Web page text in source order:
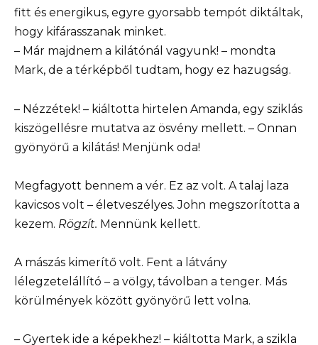
fitt és energikus, egyre gyorsabb tempót diktáltak,
hogy kifárasszanak minket.
– Már majdnem a kilátónál vagyunk! – mondta
Mark, de a térképből tudtam, hogy ez hazugság.
– Nézzétek! – kiáltotta hirtelen Amanda, egy sziklás
kiszögellésre mutatva az ösvény mellett. – Onnan
gyönyörű a kilátás! Menjünk oda!
Megfagyott bennem a vér. Ez az volt. A talaj laza
kavicsos volt – életveszélyes. John megszorította a
kezem. Rögzít. Mennünk kellett.
A mászás kimerítő volt. Fent a látvány
lélegzetelállító – a völgy, távolban a tenger. Más
körülmények között gyönyörű lett volna.
– Gyertek ide a képekhez! – kiáltotta Mark, a szikla